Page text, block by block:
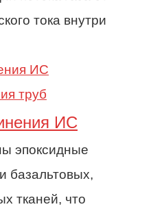
тока внутри
труб
ИС
эпоксидные
базальтовых,
тканей, что